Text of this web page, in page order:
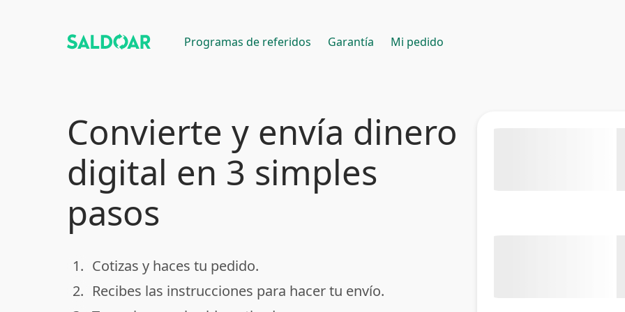
Programas de referidos Garantía Mi pedido
Convierte y envía dinero
digital en 3 simples
pasos
done
1. Cotizas y haces tu pedido.
done
2. Recibes las instrucciones para hacer tu envío.